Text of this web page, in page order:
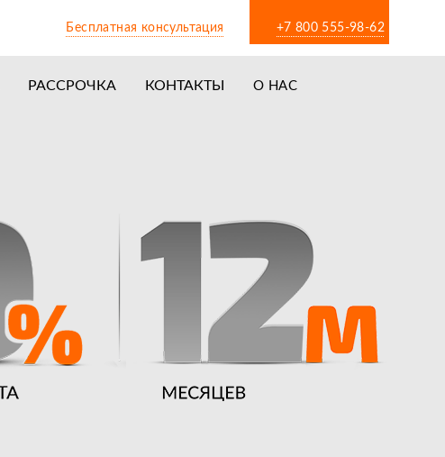
Бесплатная консультация +7 800 555-98-62
РАССРОЧКА КОНТАКТЫ
О НАС